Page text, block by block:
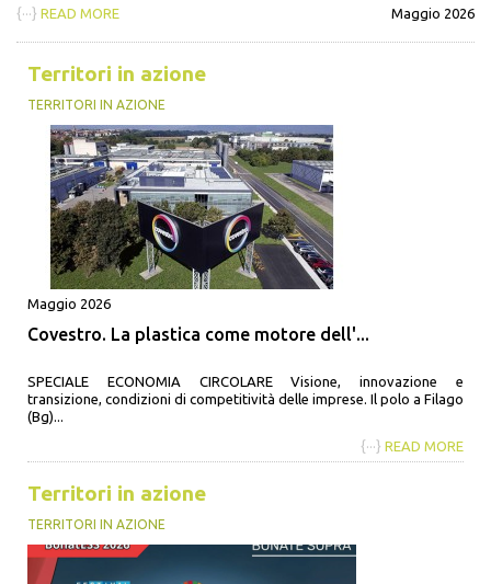
{···} READ MORE Maggio 2026
Territori in azione
TERRITORI IN AZIONE
Maggio 2026
Covestro. La plastica come motore dell'...
SPECIALE ECONOMIA CIRCOLARE Visione, innovazione e
transizione, condizioni di competitività delle imprese. Il polo a Filago
(Bg)...
{···} READ MORE
Territori in azione
TERRITORI IN AZIONE